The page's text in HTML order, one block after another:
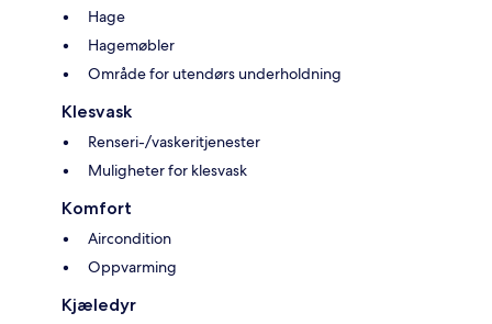
Hage
Hagemøbler
Område for utendørs underholdning
Klesvask
Renseri-/vaskeritjenester
Muligheter for klesvask
Komfort
Aircondition
Oppvarming
Kjæledyr